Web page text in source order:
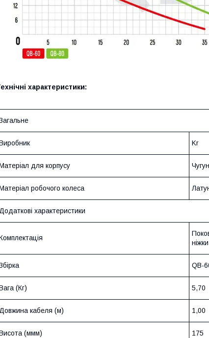
характеристики:
Kr
для корпусу Чугун
робочого колеса
характеристики
QB-
(Кг) 5,70
кабеля (м) 1,00
(ммм) 175